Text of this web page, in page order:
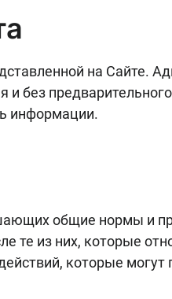
на Сайте.
информации.
общие нормы и
те из них, которые
которые